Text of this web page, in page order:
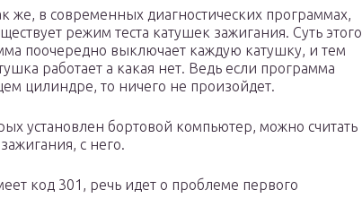
же, в современных диагностических программах,
режим теста катушек зажигания. Суть этого
поочередно выключает каждую катушку, и тем
работает а какая нет. Ведь если программа
цилиндре, то ничего не произойдет.
установлен бортовой компьютер, можно считать
с него.
код 301, речь идет о проблеме первого